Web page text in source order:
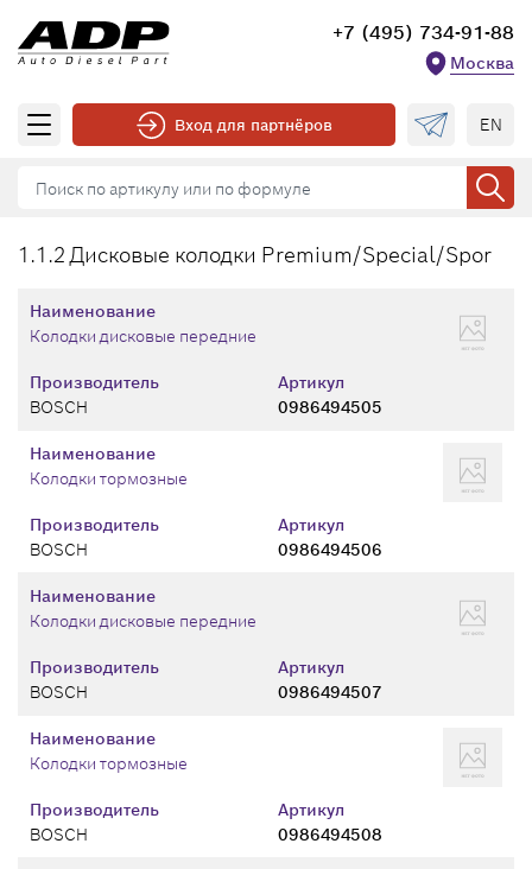
+7 (495) 734-91-88
Москва
Вход для партнёров EN
1.1.2 Дисковые колодки Premium/Special/Spor
Производитель
BOSCH
Артикул
0986494505
Наименование
Колодки дисковые передние
Производитель
BOSCH
Артикул
0986494506
Наименование
Колодки тормозные
Производитель
BOSCH
Артикул
0986494507
Наименование
Колодки дисковые передние
Производитель
BOSCH
Артикул
0986494508
Наименование
Колодки тормозные